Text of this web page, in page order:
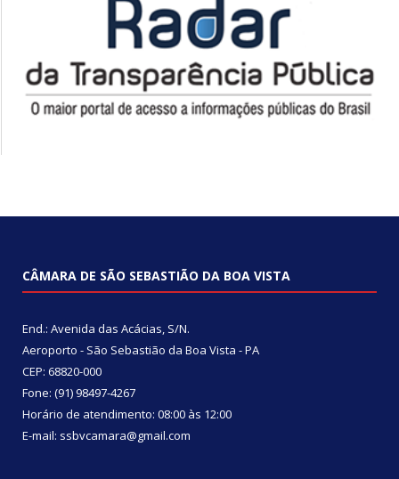
CÂMARA DE SÃO SEBASTIÃO DA BOA VISTA
End.: Avenida das Acácias, S/N.
Aeroporto - São Sebastião da Boa Vista - PA
CEP: 68820-000
Fone: (91) 98497-4267
Horário de atendimento: 08:00 às 12:00
E-mail: ssbvcamara@gmail.com